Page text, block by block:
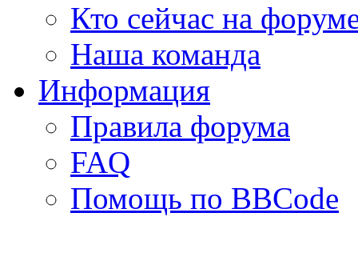
Кто сейчас на
Наша команда
Информация
Правила форума
FAQ
Помощь по BBCode